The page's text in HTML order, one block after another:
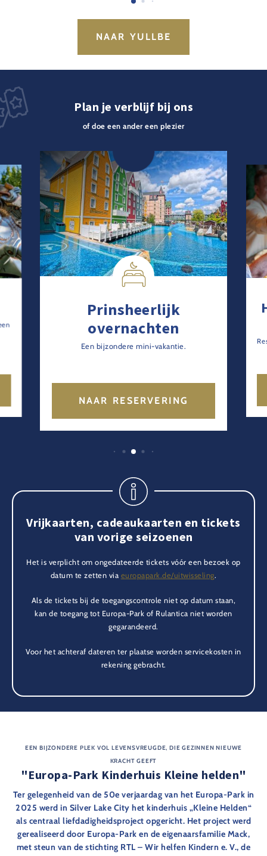
NAAR YULLBE
Plan je verblijf bij ons
of doe een ander een plezier
Prinsheerlijk
overnachten
Een bijzondere mini-vakantie.
NAAR RESERVERING
Vrijkaarten, cadeaukaarten en tickets
van vorige seizoenen
Het is verplicht om ongedateerde tickets vóór een bezoek op
datum te zetten via europapark.de/uitwisseling.
Als de tickets bij de toegangscontrole niet op datum staan,
kan de toegang tot Europa-Park of Rulantica niet worden
gegarandeerd.
Voor het achteraf dateren ter plaatse worden servicekosten in
rekening gebracht.
EEN BIJZONDERE PLEK VOL LEVENSVREUGDE, DIE GEZINNEN NIEUWE
KRACHT GEEFT
"Europa-Park Kinderhuis Kleine helden"
Ter gelegenheid van de 50e verjaardag van het Europa-Park in
2025 werd in Silver Lake City het kinderhuis „Kleine Helden“
als centraal liefdadigheidsproject opgericht. Het project werd
gerealiseerd door Europa-Park en de eigenaarsfamilie Mack,
met steun van de stichting RTL – Wir helfen Kindern e. V., de